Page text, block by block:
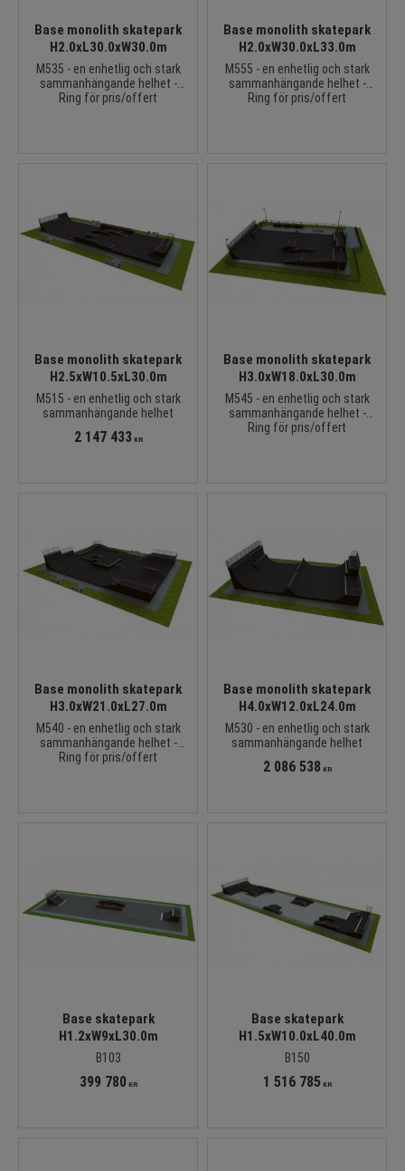
Base monolith skatepark
H2.0xL30.0xW30.0m
M535 - en enhetlig och stark
sammanhängande helhet -
Ring för pris/offert
Base monolith skatepark
H2.0xW30.0xL33.0m
M555 - en enhetlig och stark
sammanhängande helhet -
Ring för pris/offert
Base monolith skatepark
H2.5xW10.5xL30.0m
M515 - en enhetlig och stark
sammanhängande helhet
2 147 433 KR
Base monolith skatepark
H3.0xW18.0xL30.0m
M545 - en enhetlig och stark
sammanhängande helhet -
Ring för pris/offert
Base monolith skatepark
H3.0xW21.0xL27.0m
M540 - en enhetlig och stark
sammanhängande helhet -
Ring för pris/offert
Base monolith skatepark
H4.0xW12.0xL24.0m
M530 - en enhetlig och stark
sammanhängande helhet
2 086 538 KR
Base skatepark
H1.2xW9xL30.0m
B103
399 780KR
Base skatepark
H1.5xW10.0xL40.0m
B150
1 516 785 KR